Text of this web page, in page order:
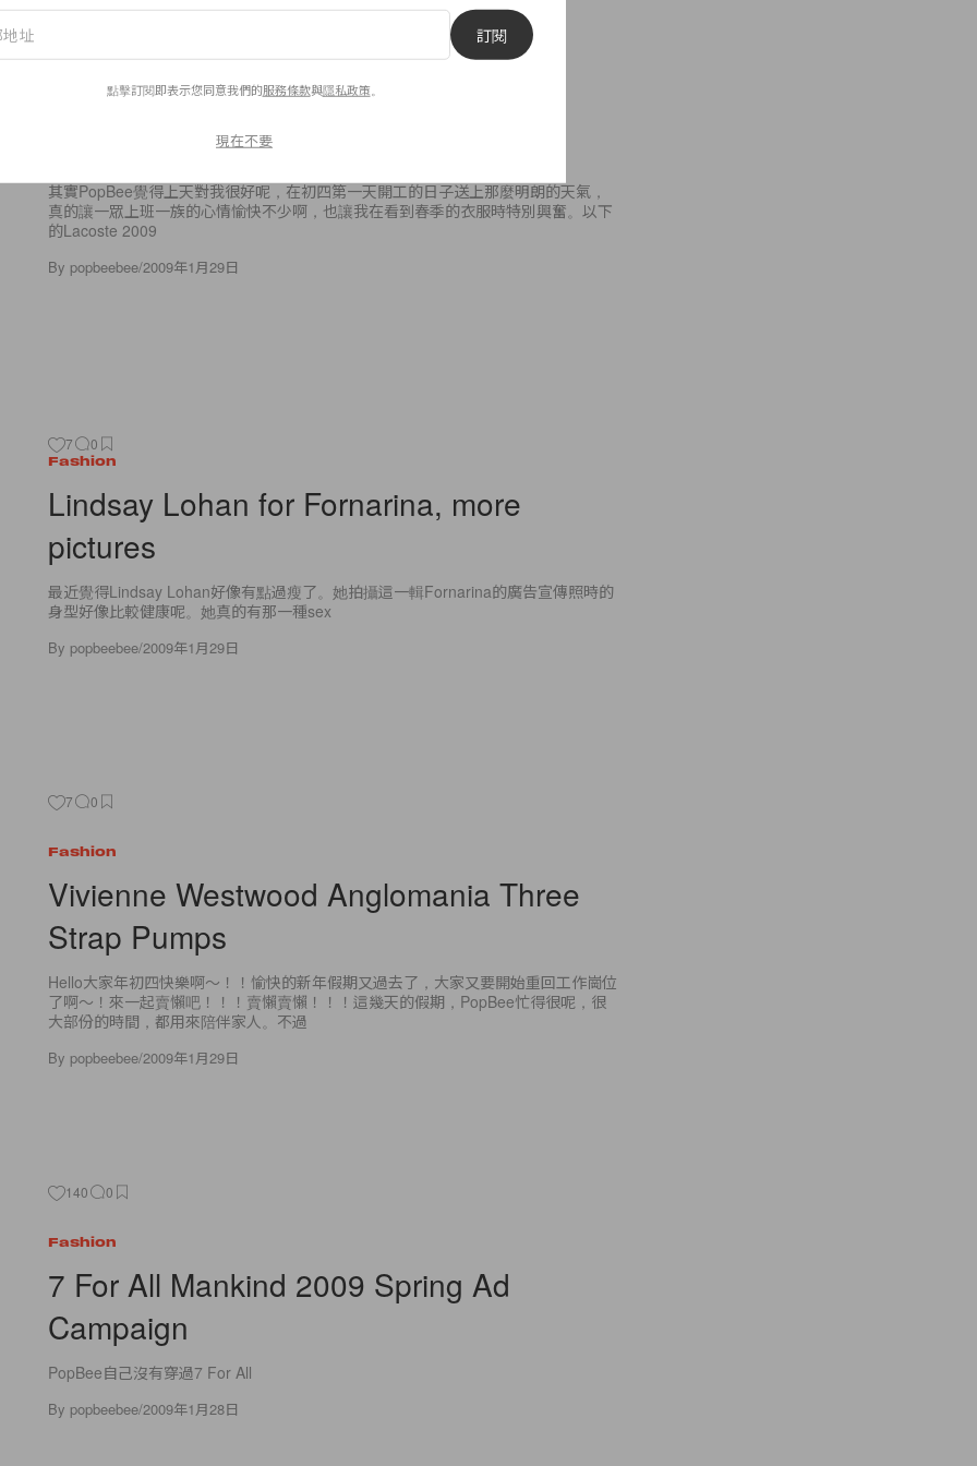
Lacoste 2009 Spring Ad Campaign
其實PopBee覺得上天對我很好呢，在初四第一天開工的日子送上那麼明朗的天氣，
真的讓一眾上班一族的心情愉快不少啊，也讓我在看到春季的衣服時特別興奮。以下
的Lacoste 2009
By popbeebee/2009年1月29日
7 0
Fashion
Lindsay Lohan for Fornarina, more
pictures
最近覺得Lindsay Lohan好像有點過瘦了。她拍攝這一輯Fornarina的廣告宣傳照時的
身型好像比較健康呢。她真的有那一種sex
By popbeebee/2009年1月29日
7 0
Fashion
Vivienne Westwood Anglomania Three
Strap Pumps
Hello大家年初四快樂啊～！！愉快的新年假期又過去了，大家又要開始重回工作崗位
了啊～！來一起賣懶吧！！！賣懶賣懶！！！這幾天的假期，PopBee忙得很呢，很
大部份的時間，都用來陪伴家人。不過
By popbeebee/2009年1月29日
140 0
Fashion
7 For All Mankind 2009 Spring Ad
Campaign
PopBee自己沒有穿過7 For All
By popbeebee/2009年1月28日
訂閱
點擊訂閱即表示您同意我們的服務條款與隱私政策
現在不要